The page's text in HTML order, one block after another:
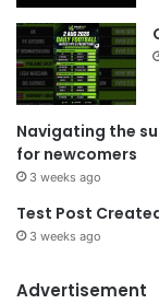
Navigating the
for newcomers
3 weeks ago
Test Post
3 weeks ago
Advertisement